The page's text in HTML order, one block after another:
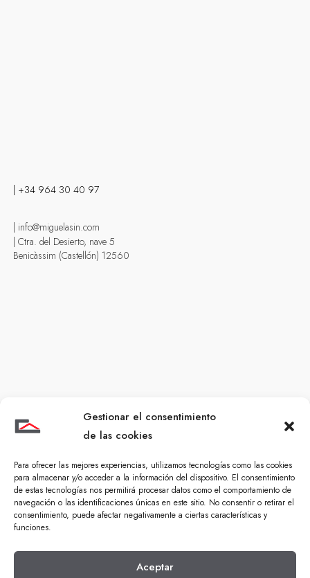
Gestionar el consentimiento
de las cookies
Para ofrecer las mejores experiencias, utilizamos tecnologías como las cookies
para almacenar y/o acceder a la información del dispositivo. El consentimiento
de estas tecnologías nos permitirá procesar datos como el comportamiento de
navegación o las identificaciones únicas en este sitio. No consentir o retirar el
consentimiento, puede afectar negativamente a ciertas características y
funciones.
Aceptar
| +34 964 30 40 97
| info@miguelasin.com
| Ctra. del Desierto, nave 5
Benicàssim (Castellón) 12560